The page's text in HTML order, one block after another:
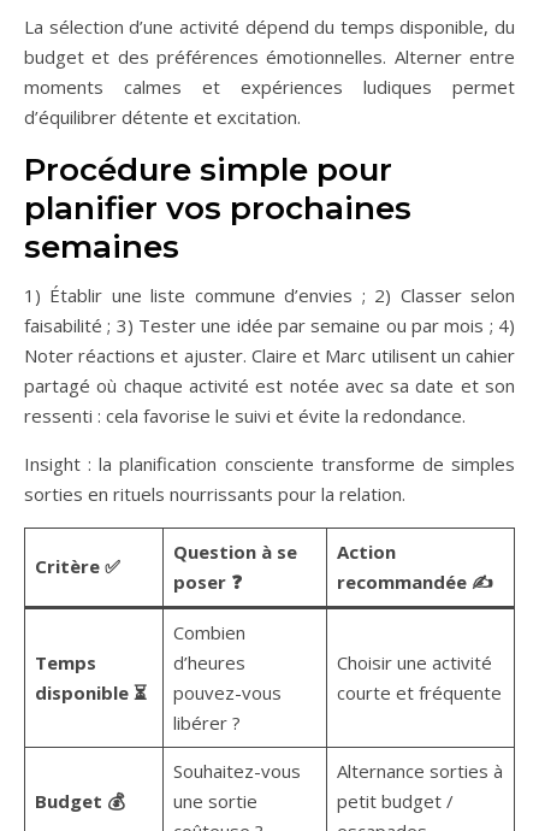
La sélection d’une activité dépend du temps disponible, du
budget et des préférences émotionnelles. Alterner entre
moments calmes et expériences ludiques permet
d’équilibrer détente et excitation.
Procédure simple pour
planifier vos prochaines
semaines
1) Établir une liste commune d’envies ; 2) Classer selon
faisabilité ; 3) Tester une idée par semaine ou par mois ; 4)
Noter réactions et ajuster. Claire et Marc utilisent un cahier
partagé où chaque activité est notée avec sa date et son
ressenti : cela favorise le suivi et évite la redondance.
Insight : la planification consciente transforme de simples
sorties en rituels nourrissants pour la relation.
Critère ✅
Question à se
poser ❓
Action
recommandée ✍️
Temps
disponible ⏳
Combien
d’heures
pouvez-vous
libérer ?
Choisir une activité
courte et fréquente
Budget 💰
Souhaitez-vous
une sortie
Alternance sorties à
petit budget /